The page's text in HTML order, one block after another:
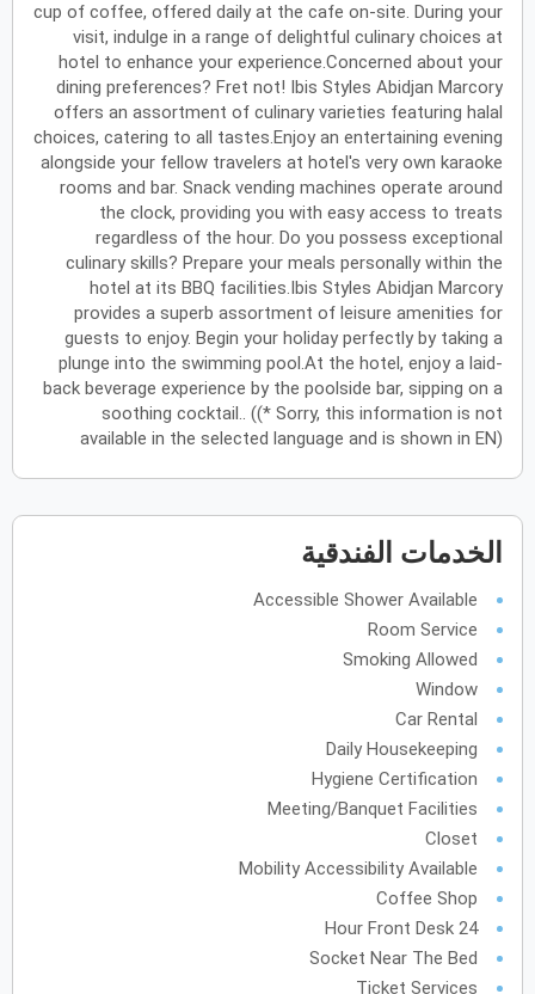
أكتوبر 2027
حالأحد نالاثنينثالثلاثاءرالأربعاءخالخميس
جالجمعةس السبت
نوفمبر 2027
حالأحد نالاثنينثالثلاثاءرالأربعاءخالخميس
جالجمعةسالسبت
ديسمبر 2027
حالأحد ن الاثنينثالثلاثاءرالأربعاءخالخميس
جالجمعةسالسبت
يناير 2028
حالأحد نالاثنينثالثلاثاءرالأربعاءخالخميس
جالجمعةسالسبت
فبراير 2028
حالأحد نالاثنينثالثلاثاءرالأربعاءخ
حالأحد نالاثنينثالثلاثاء
حالأحد نالاثنين
مايو 2028
cup of coffee, offered daily at the cafe on-site. During your
visit, indulge in a range of delightful culinary choices at
hotel to enhance your experience.Concerned about your
dining preferences? Fret not! Ibis Styles Abidjan Marcory
offers an assortment of culinary varieties featuring halal
choices, catering to all tastes.Enjoy an entertaining evening
alongside your fellow travelers at hotel's very own karaoke
rooms and bar. Snack vending machines operate around
the clock, providing you with easy access to treats
regardless of the hour. Do you possess exceptional
culinary skills? Prepare your meals personally within the
hotel at its BBQ facilities.Ibis Styles Abidjan Marcory
provides a superb assortment of leisure amenities for
guests to enjoy. Begin your holiday perfectly by taking a
plunge into the swimming pool.At the hotel, enjoy a laid-
back beverage experience by the poolside bar, sipping on a
soothing cocktail.. ((* Sorry, this information is not
available in the selected language and is shown in EN)
الخدمات الفندقية
Accessible Shower Available
Room Service
Smoking Allowed
Window
Car Rental
Daily Housekeeping
Hygiene Certification
Meeting/Banquet Facilities
Closet
Mobility Accessibility Available
Coffee Shop
24 Hour Front Desk
Socket Near The Bed
Ticket Services